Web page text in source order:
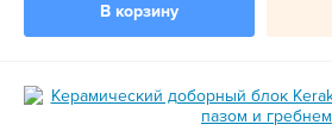
В корзину